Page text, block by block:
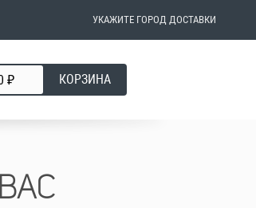
УКАЖИТЕ ГОРОД ДОСТАВКИ
₽ КОРЗИНА